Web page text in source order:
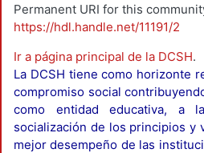
Permanent URI for this
https://hdl.handle.net/11191/2
Ir a página principal de la DCSH.
La DCSH tiene como horizonte
compromiso social
como entidad educativa, a
socialización de los principios y
mejor desempeño de las